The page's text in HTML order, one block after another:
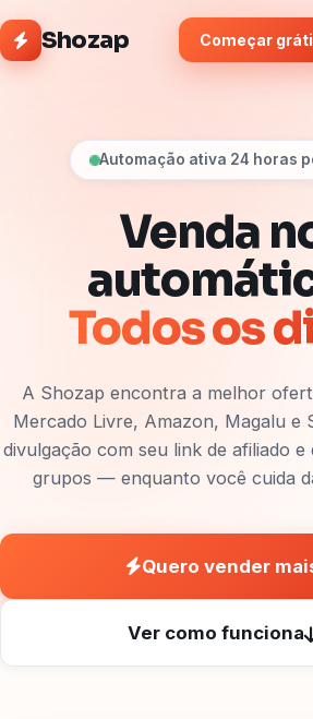
Shozap Começar
Automação ativa 24 horas
Venda
Todos os
A Shozap encontra a melhor
Mercado Livre, Amazon, Magalu e
divulgação com seu link de afiliado e
grupos — enquanto você cuida
Quero vender
Ver como funciona